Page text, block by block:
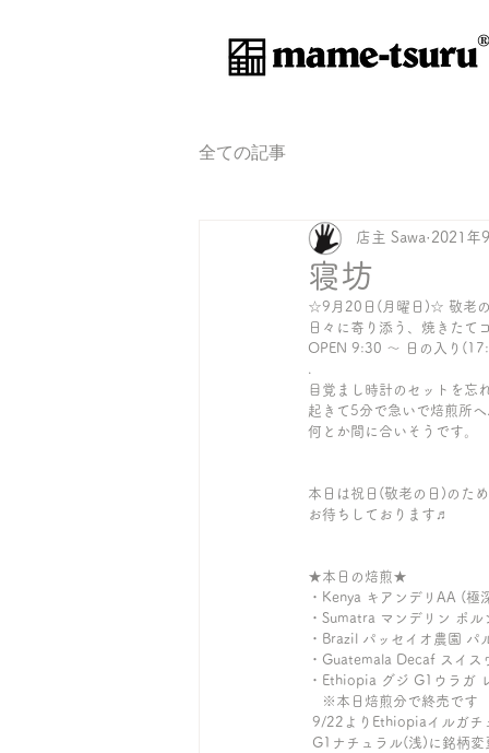
®️
全ての記事
寝坊
店主 Sawa 2021年
☆9月20日(月曜日)☆ 敬老
日々に寄り添う、焼きたて
OPEN 9:30 〜 日の入り
目覚まし時計のセットを忘
起きて5分で急いで焙煎所へ
何とか間に合いそうです。
本日は祝日(敬老の日)のた
お待ちしております♬
★本日の焙煎★
・Kenya キアンデリAA (極
・Sumatra マンデリン ポ
・Brazil パッセイオ農園 パ
・Guatemala Decaf スイ
・Ethiopia グジ G1ウラガ
※本日焙煎分で終売です
9/22よりEthiopiaイルガチ
G1ナチュラル(浅)に銘柄変